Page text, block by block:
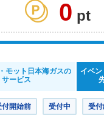
0 pt
モット日本海ガスの
サービス
イベ
付開始前 受付中 受付